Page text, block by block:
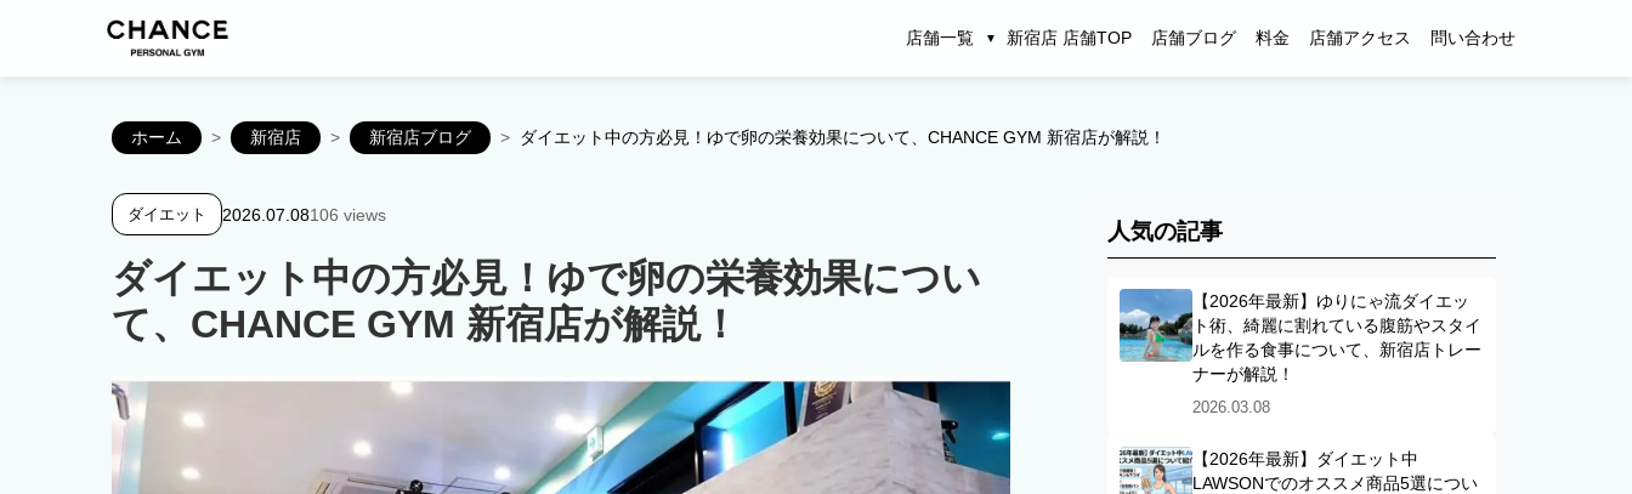
店舗一覧 新宿店 店舗TOP 店舗ブログ 料金 店舗アクセス 問い合わせ
ホーム > 新宿店 > 新宿店ブログ > ダイエット中の方必見！ゆで卵の栄養効果について、CHANCE GYM 新宿店が解説！
ダイエット 2026.07.08106 views
ダイエット中の方必見！ゆで卵の栄養効果につい
て、CHANCE GYM 新宿店が解説！
人気の記事
【2026年最新】ゆりにゃ流ダイエッ
ト術、綺麗に割れている腹筋やスタイ
ルを作る食事について、新宿店トレー
ナーが解説！
2026.03.08
【2026年最新】ダイエット中
LAWSONでのオススメ商品5選につい